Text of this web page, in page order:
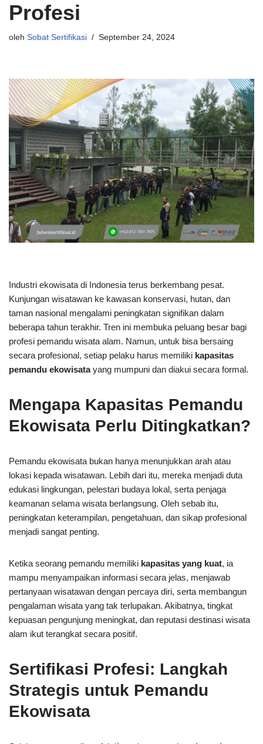
Profesi
oleh Sobat Sertifikasi September 24, 2024
Industri ekowisata di Indonesia terus berkembang pesat.
Kunjungan wisatawan ke kawasan konservasi, hutan, dan
taman nasional mengalami peningkatan signifikan dalam
beberapa tahun terakhir. Tren ini membuka peluang besar bagi
profesi pemandu wisata alam. Namun, untuk bisa bersaing
secara profesional, setiap pelaku harus memiliki kapasitas
pemandu ekowisatayang mumpuni dan diakui secara formal.
Mengapa Kapasitas Pemandu
Ekowisata Perlu Ditingkatkan?
Pemandu ekowisata bukan hanya menunjukkan arah atau
lokasi kepada wisatawan. Lebih dari itu, mereka menjadi duta
edukasi lingkungan, pelestari budaya lokal, serta penjaga
keamanan selama wisata berlangsung. Oleh sebab itu,
peningkatan keterampilan, pengetahuan, dan sikap profesional
menjadi sangat penting.
Ketika seorang pemandu memiliki kapasitas yang kuat, ia
mampu menyampaikan informasi secara jelas, menjawab
pertanyaan wisatawan dengan percaya diri, serta membangun
pengalaman wisata yang tak terlupakan. Akibatnya, tingkat
kepuasan pengunjung meningkat, dan reputasi destinasi wisata
alam ikut terangkat secara positif.
Sertifikasi Profesi: Langkah
Strategis untuk Pemandu
Ekowisata